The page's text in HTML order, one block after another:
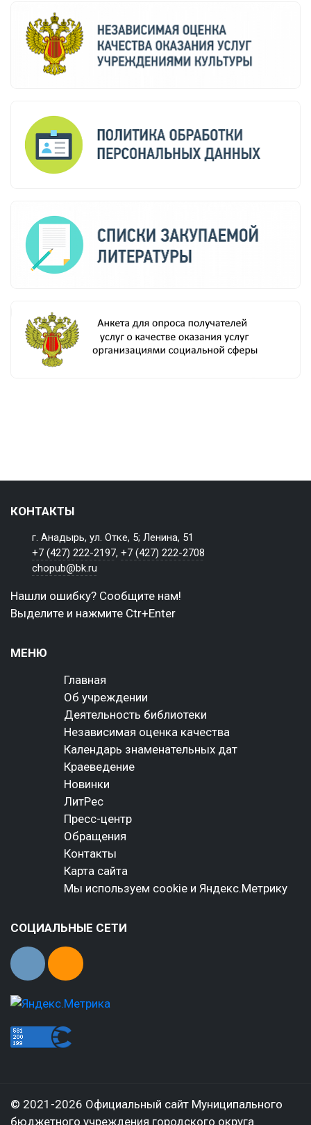
КОНТАКТЫ
г. Анадырь, ул. Отке, 5; Ленина, 51
+7 (427) 222-2197,+7 (427) 222-2708
chopub@bk.ru
Нашли ошибку? Сообщите нам!
Выделите и нажмите Ctr+Enter
МЕНЮ
Главная
Об учреждении
Деятельность библиотеки
Независимая оценка качества
Календарь знаменательных дат
Краеведение
Новинки
ЛитРес
Пресс-центр
Обращения
Контакты
Карта сайта
Мы используем cookie и Яндекс.Метрику
СОЦИАЛЬНЫЕ СЕТИ
© 2021-2026 Официальный сайт Муниципального
бюджетного учреждения городского округа